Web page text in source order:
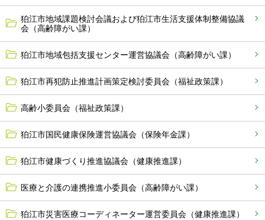
狛江市地域課題検討会議および狛江市生活支援体制整備協議
会（高齢障がい課）
狛江市地域包括支援センター運営協議会（高齢障がい課）
狛江市再犯防止推進計画策定検討委員会（福祉政策課）
高齢小委員会（福祉政策課）
狛江市国民健康保険運営協議会（保険年金課）
狛江市健康づくり推進協議会（健康推進課）
医療と介護の連携推進小委員会（高齢障がい課）
狛江市災害医療コーディネーター運営委員会（健康推進課）